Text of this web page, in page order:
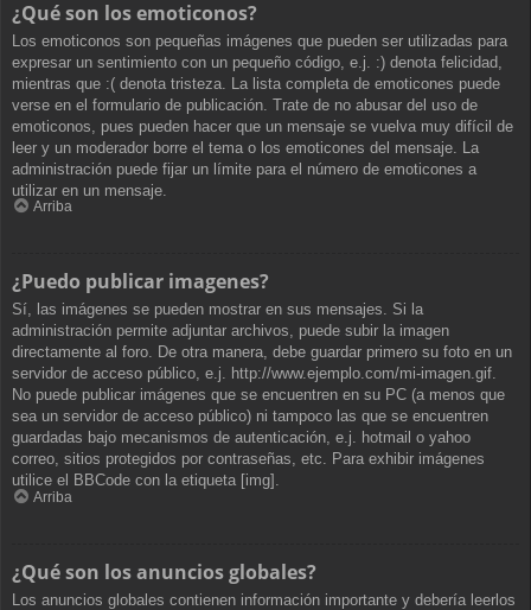
¿Qué son los emoticonos?
Los emoticonos son pequeñas imágenes que pueden ser utilizadas para
expresar un sentimiento con un pequeño código, e.j. :) denota felicidad,
mientras que :( denota tristeza. La lista completa de emoticones puede
verse en el formulario de publicación. Trate de no abusar del uso de
emoticonos, pues pueden hacer que un mensaje se vuelva muy difícil de
leer y un moderador borre el tema o los emoticones del mensaje. La
administración puede fijar un límite para el número de emoticones a
utilizar en un mensaje.
Arriba
¿Puedo publicar imagenes?
Sí, las imágenes se pueden mostrar en sus mensajes. Si la
administración permite adjuntar archivos, puede subir la imagen
directamente al foro. De otra manera, debe guardar primero su foto en un
servidor de acceso público, e.j. http://www.ejemplo.com/mi-imagen.gif.
No puede publicar imágenes que se encuentren en su PC (a menos que
sea un servidor de acceso público) ni tampoco las que se encuentren
guardadas bajo mecanismos de autenticación, e.j. hotmail o yahoo
correo, sitios protegidos por contraseñas, etc. Para exhibir imágenes
utilice el BBCode con la etiqueta [img].
Arriba
¿Qué son los anuncios globales?
Los anuncios globales contienen información importante y debería leerlos